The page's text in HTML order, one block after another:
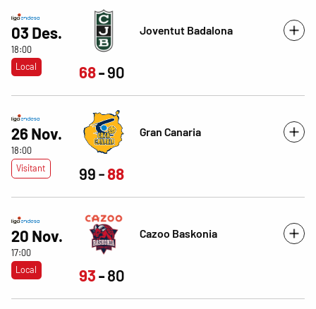
03 Des.
18:00
Local
Joventut Badalona
68 90
26 Nov.
18:00
Visitant
Gran Canaria
99 88
20 Nov.
17:00
Local
Cazoo Baskonia
93 80